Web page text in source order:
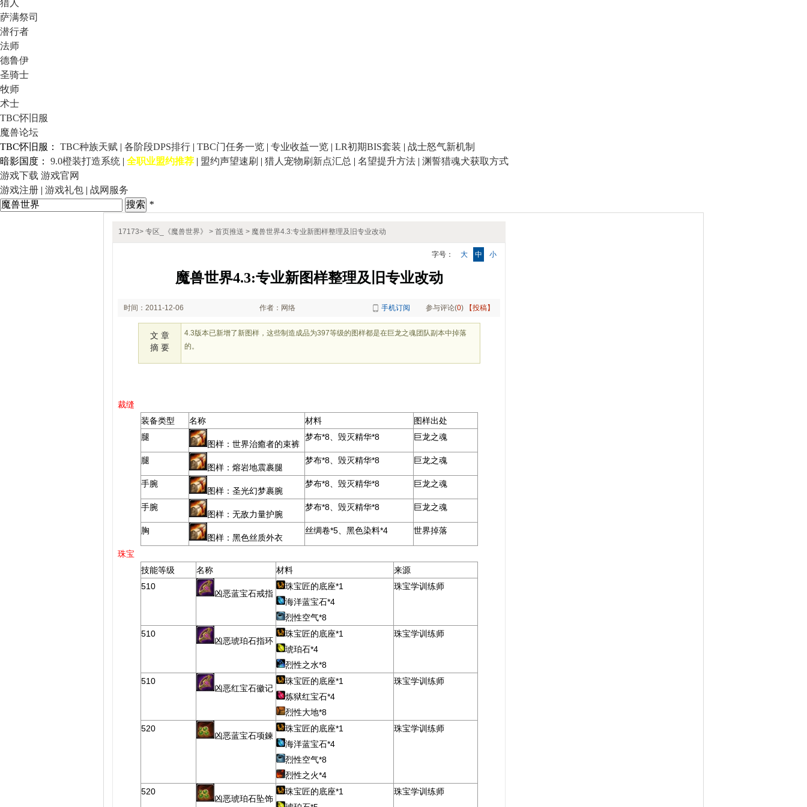
猎人
萨满祭司
潜行者
法师
德鲁伊
圣骑士
牧师
术士
TBC怀旧服
魔兽论坛
TBC怀旧服：
TBC种族天赋 | 各阶段DPS排行 | TBC门任务一览 | 专业收益一览 | LR初期BIS套装 | 战士怒气新机制
暗影国度：
9.0橙装打造系统 | 全职业盟约推荐 | 盟约声望速刷 | 猎人宠物刷新点汇总 | 名望提升方法 | 渊誓猎魂犬获取方式
游戏下载 游戏官网
游戏注册 | 游戏礼包 | 战网服务
*
17173> 专区_《魔兽世界》 > 首页推送 > 魔兽世界4.3:专业新图样整理及旧专业改动
字号： 大 中 小
魔兽世界4.3:专业新图样整理及旧专业改动
时间：2011-12-06
15:12
作者：网络 手机订阅 参与评论(0) 【投稿】
文 章
摘 要
4.3版本已新增了新图样，这些制造成品为397等级的图样都是在巨龙之魂团队副本中掉落
的。
裁缝
装备类型
名称 材料
图样出处
腿
图样：世界治癒者的束裤
梦布*8、毁灭精华*8 巨龙之魂
腿
图样：熔岩地震裹腿
梦布*8、毁灭精华*8 巨龙之魂
手腕
图样：圣光幻梦裹腕
梦布*8、毁灭精华*8 巨龙之魂
手腕
图样：无敌力量护腕
梦布*8、毁灭精华*8 巨龙之魂
胸
图样：黑色丝质外衣
丝绸卷*5、黑色染料*4 世界掉落
珠宝
技能等级
名称 材料
来源
510
凶恶蓝宝石戒指
珠宝匠的底座*1
海洋蓝宝石*4
烈性空气*8
珠宝学训练师
510
凶恶琥珀石指环
珠宝匠的底座*1
琥珀石*4
烈性之水*8
珠宝学训练师
510
凶恶红宝石徽记
珠宝匠的底座*1
炼狱红宝石*4
烈性大地*8
珠宝学训练师
520
凶恶蓝宝石项鍊
珠宝匠的底座*1
海洋蓝宝石*4
烈性空气*8
烈性之火*4
珠宝学训练师
520
凶恶琥珀石坠饰
珠宝匠的底座*1
珠宝学训练师